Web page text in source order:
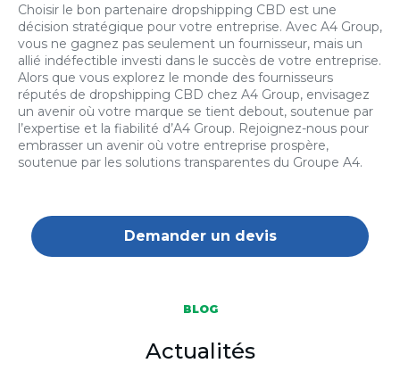
Choisir le bon partenaire dropshipping CBD est une
décision stratégique pour votre entreprise. Avec A4 Group,
vous ne gagnez pas seulement un fournisseur, mais un
allié indéfectible investi dans le succès de votre entreprise.
Alors que vous explorez le monde des fournisseurs
réputés de dropshipping CBD chez A4 Group, envisagez
un avenir où votre marque se tient debout, soutenue par
l’expertise et la fiabilité d’A4 Group. Rejoignez-nous pour
embrasser un avenir où votre entreprise prospère,
soutenue par les solutions transparentes du Groupe A4.
Demander un devis
BLOG
Actualités